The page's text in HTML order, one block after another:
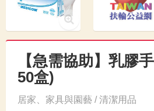
【急需協助】乳膠
50盒)
居家、家具與園藝 / 清潔用品